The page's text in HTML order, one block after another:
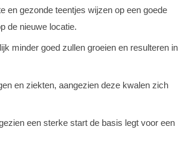
en gezonde teentjes wijzen op een goede
de nieuwe locatie.
minder goed zullen groeien en resulteren in
en ziekten, aangezien deze kwalen zich
een sterke start de basis legt voor een